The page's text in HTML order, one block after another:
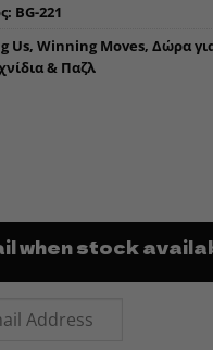
BG-221
Us, Winning Moves, Δώρα
& Παζλ
€.
when stock